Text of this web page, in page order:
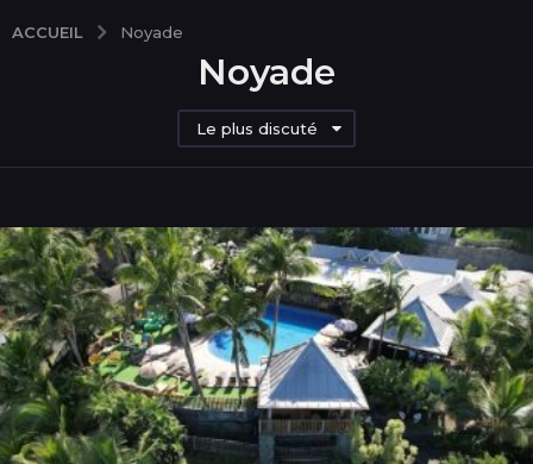
ACCUEIL Noyade
Noyade
Le plus discuté